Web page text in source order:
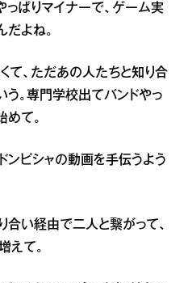
っぱりマイナーで、ゲーム実
だよね。
て、ただあの人たちと知り合
う。専門学校出てバンドやっ
めて。
ンピシャの動画を手伝うよう
合い経由で二人と繋がって、
えて。